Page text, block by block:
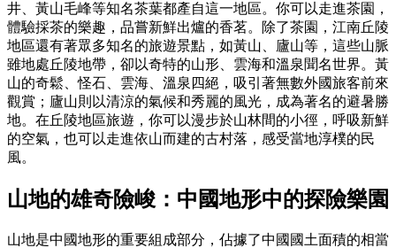
井、黃山毛峰等知名茶葉都產自這一地區。你可以走進茶園，
體驗採茶的樂趣，品嘗新鮮出爐的香茗。除了茶園，江南丘陵
地區還有著眾多知名的旅遊景點，如黃山、廬山等，這些山脈
雖地處丘陵地帶，卻以奇特的山形、雲海和溫泉聞名世界。黃
山的奇鬆、怪石、雲海、溫泉四絕，吸引著無數外國旅客前來
觀賞；廬山則以清涼的氣候和秀麗的風光，成為著名的避暑勝
地。在丘陵地區旅遊，你可以漫步於山林間的小徑，呼吸新鮮
的空氣，也可以走進依山而建的古村落，感受當地淳樸的民
風。
山地的雄奇險峻：中國地形中的探險樂園
山地是中國地形的重要組成部分，佔據了中國國土面積的相當